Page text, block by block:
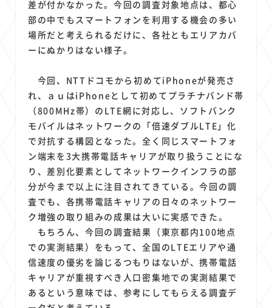
差が付かなかった。今回の調査対象地点は、都心
部の中でもスマートフォンを利用する機会の多い
場所だと考えられるだけに、各社ともエリアカバ
ーにぬかりはない様子。
今回、NTTドコモから初めてiPhoneが発売さ
れ、ａｕはiPhoneとして初めてプラチナバンド帯
（800MHz帯）のLTE網に対応し、ソフトバンク
モバイルはネットワークの「倍速ダブルLTE」化
で対抗する構図となった。全く同じスマートフォ
ン端末を3大携帯電話キャリアが取り扱うことにな
り、差別化要素としてネットワークインフラの部
分が今まで以上に注目されてきている。今回の調
査でも、各携帯電話キャリアの日々のネットワー
ク増強の取り組みの成果は大いに実感できた。
もちろん、今回の調査結果（東京都内100地点
での実測結果）をもって、全国のLTEエリアや通
信速度の優劣を論じるつもりはないが、携帯電話
キャリアが重視すべき人口密集地での実測結果で
あるという意味では、参考にしてもらえる調査デ